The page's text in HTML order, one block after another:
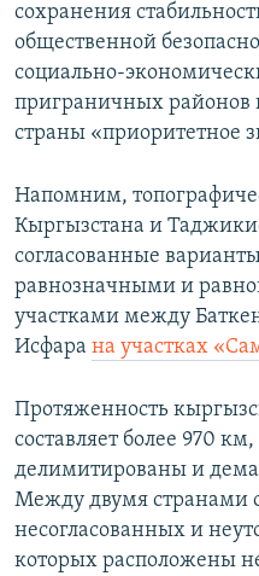
сохранения
общественной
социально-
приграничных районов
страны «приоритетное
Напомним,
Кыргызстана и
согласованные
равнозначными и
участками между
Исфара на участках
Протяженность
составляет более 970
делимитированы и
Между двумя странами
несогласованных и
которых расположены